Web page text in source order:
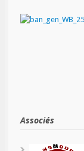
Associés